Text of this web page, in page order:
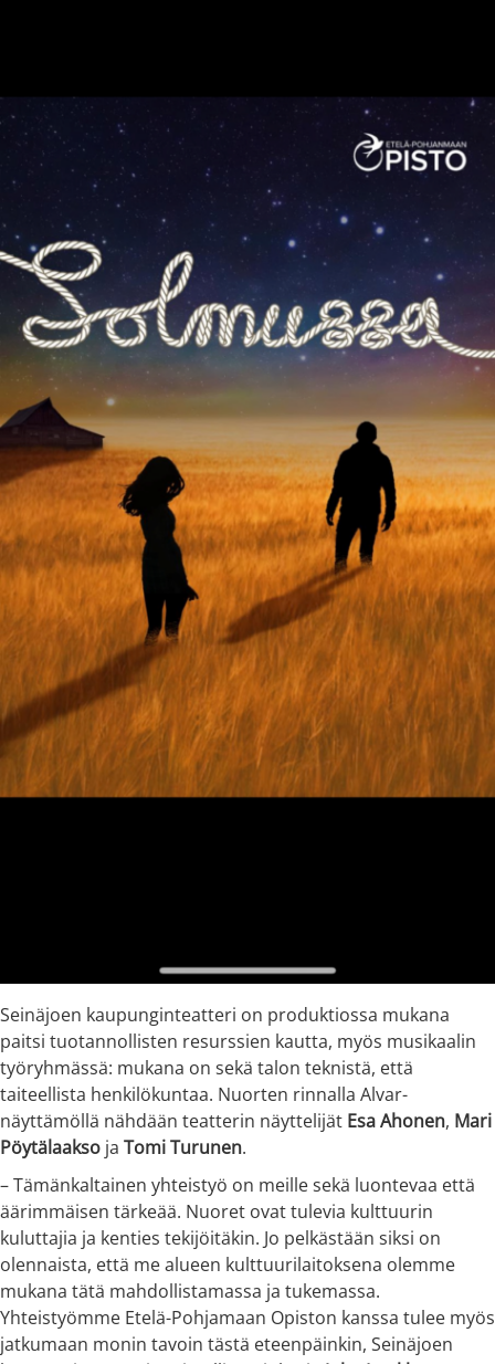
Seinäjoen kaupunginteatteri on produktiossa mukana
paitsi tuotannollisten resurssien kautta, myös musikaalin
työryhmässä: mukana on sekä talon teknistä, että
taiteellista henkilökuntaa. Nuorten rinnalla Alvar-
näyttämöllä nähdään teatterin näyttelijät Esa Ahonen, Mari
Pöytälaakso ja Tomi Turunen.
– Tämänkaltainen yhteistyö on meille sekä luontevaa että
äärimmäisen tärkeää. Nuoret ovat tulevia kulttuurin
kuluttajia ja kenties tekijöitäkin. Jo pelkästään siksi on
olennaista, että me alueen kulttuurilaitoksena olemme
mukana tätä mahdollistamassa ja tukemassa.
Yhteistyömme Etelä-Pohjamaan Opiston kanssa tulee myös
jatkumaan monin tavoin tästä eteenpäinkin, Seinäjoen